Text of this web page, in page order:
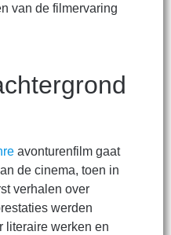
van de filmervaring
avonturenfilm gaat
de cinema, toen in
verhalen over
werden
literaire werken en